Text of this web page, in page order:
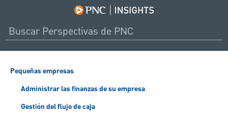
Pequeñas empresas
Administrar las finanzas de su empresa
Gestión del flujo de caja